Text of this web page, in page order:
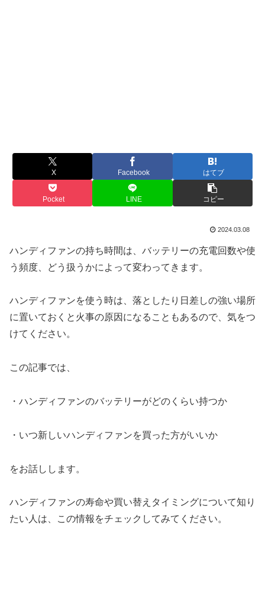
X Facebook はてブ
Pocket LINE コピー
2024.03.08
ハンディファンの持ち時間は、バッテリーの充電回数や使
う頻度、どう扱うかによって変わってきます。
ハンディファンを使う時は、落としたり日差しの強い場所
に置いておくと火事の原因になることもあるので、気をつ
けてください。
この記事では、
・ハンディファンのバッテリーがどのくらい持つか
・いつ新しいハンディファンを買った方がいいか
をお話しします。
ハンディファンの寿命や買い替えタイミングについて知り
たい人は、この情報をチェックしてみてください。